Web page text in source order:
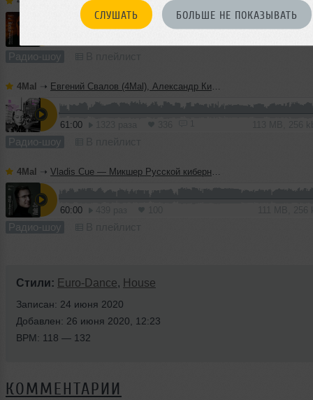
СЛУШАТЬ БОЛЬШЕ НЕ ПОКАЗЫВАТЬ
Радио-шоу
4Mal ➝ Евгений Свалов (4Mal), Александр Киреев — Русская кибернетика 724 (08.07.2026)
61:00
Радио-шоу
4Mal ➝ Vladis Cue — Микшер Русской кибернетики 458 с Евгением Сваловым (4Mal) и Александром Киреевым (08.07.2026)
60:00
Радио-шоу
Стили: Euro-Dance, House
Записан: 24 июня 2020
Добавлен: 26 июня 2020, 12:23
BPM: 118 — 132
КОММЕНТАРИИ